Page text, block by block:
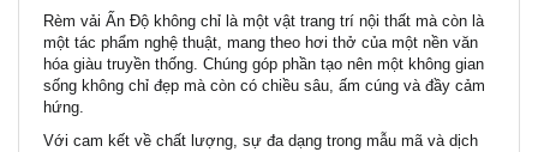
Rèm vải Ấn Độ không chỉ là một vật trang trí nội thất mà còn là
một tác phẩm nghệ thuật, mang theo hơi thở của một nền văn
hóa giàu truyền thống. Chúng góp phần tạo nên một không gian
sống không chỉ đẹp mà còn có chiều sâu, ấm cúng và đầy cảm
hứng.
Với cam kết về chất lượng, sự đa dạng trong mẫu mã và dịch